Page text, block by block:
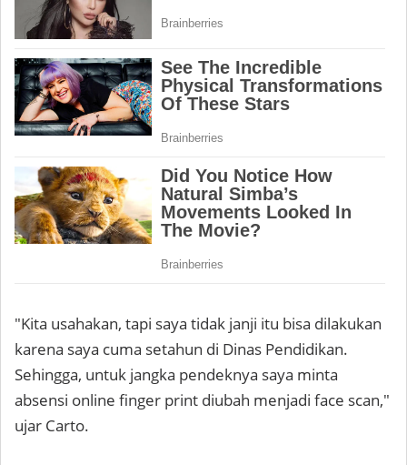
"Kita usahakan, tapi saya tidak janji itu bisa dilakukan
karena saya cuma setahun di Dinas Pendidikan.
Sehingga, untuk jangka pendeknya saya minta
absensi online finger print diubah menjadi face scan,"
ujar Carto.